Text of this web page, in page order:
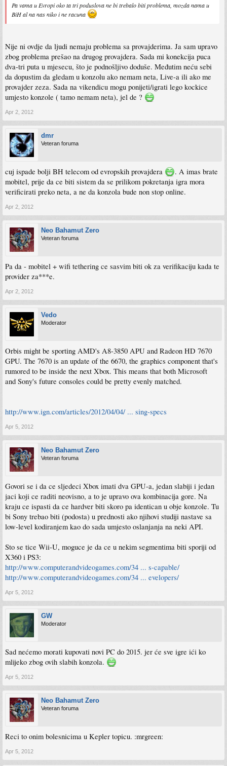
Pa vama u Evropi oko ta tri poduslova ne bi trebalo biti problema, mozda nama u
BiH al na nas niko i ne racuna
Nije ni ovdje da ljudi nemaju problema sa provajderima. Ja sam upravo
zbog problema prešao na drugog provajdera. Sada mi konekcija puca
dva-tri puta u mjesecu, što je podnošljivo doduše. Međutim neću sebi
da dopustim da gledam u konzolu ako nemam neta, Live-a ili ako me
provajder zeza. Sada na vikendicu mogu ponijeti/igrati lego kockice
umjesto konzole ( tamo nemam neta), jel de ?
Apr 2, 2012
dmr
Veteran foruma
cuj ispade bolji BH telecom od evropskih provajdera
. A imas brate
mobitel, prije da ce biti sistem da se prilikom pokretanja igra mora
verificirati preko neta, a ne da konzola bude non stop online.
Apr 2, 2012
Neo Bahamut Zero
Veteran foruma
Pa da - mobitel + wifi tethering ce sasvim biti ok za verifikaciju kada te
provider za***e.
Apr 2, 2012
Vedo
Moderator
Orbis might be sporting AMD's A8-3850 APU and Radeon HD 7670
GPU. The 7670 is an update of the 6670, the graphics component that's
rumored to be inside the next Xbox. This means that both Microsoft
and Sony's future consoles could be pretty evenly matched.
http://www.ign.com/articles/2012/04/04/ ... sing-specs
Apr 5, 2012
Neo Bahamut Zero
Veteran foruma
Govori se i da ce sljedeci Xbox imati dva GPU-a, jedan slabiji i jedan
jaci koji ce raditi neovisno, a to je upravo ova kombinacija gore. Na
kraju ce ispasti da ce hardver biti skoro pa identican u obje konzole. Tu
bi Sony trebao biti (podosta) u prednosti ako njihovi studiji nastave sa
low-level kodiranjem kao do sada umjesto oslanjanja na neki API.
Sto se tice Wii-U, moguce je da ce u nekim segmentima biti sporiji od
X360 i PS3:
http://www.computerandvideogames.com/34 ... s-capable/
http://www.computerandvideogames.com/34 ... evelopers/
Apr 5, 2012
GW
Moderator
Sad nećemo morati kupovati novi PC do 2015. jer će sve igre ići ko
mlijeko zbog ovih slabih konzola.
Apr 5, 2012
Neo Bahamut Zero
Veteran foruma
Reci to onim bolesnicima u Kepler topicu. :mrgreen:
Apr 5, 2012